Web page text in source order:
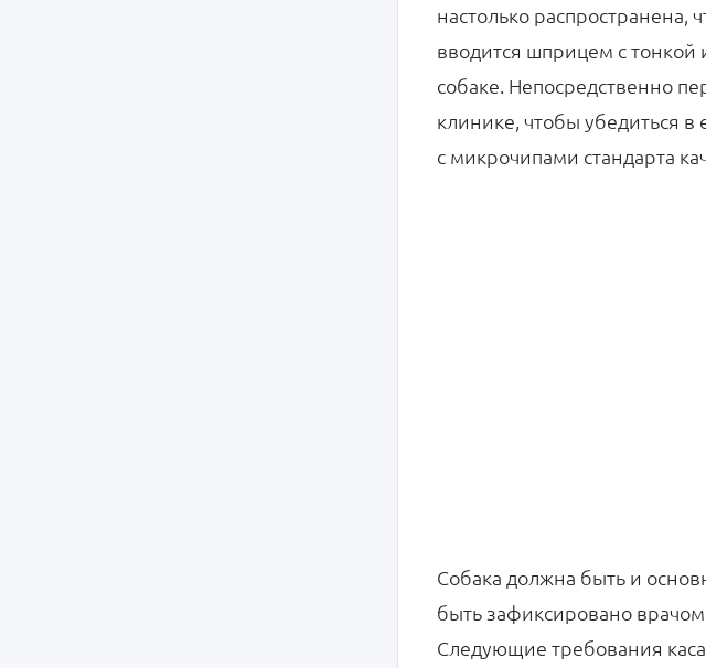
настолько
вводится шприцем с тонкой
собаке. Непосредственно
клинике, чтобы убедиться в
с микрочипами стандарта
Собака должна быть и
быть зафиксировано
Следующие требования